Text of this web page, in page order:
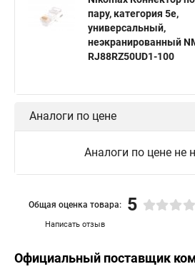
пару, категория 5е,
универсальный,
неэкранированный
RJ88RZ50UD1-100
Аналоги по цене
Аналоги по цене не
Написать отзыв
Общая оценка товара: 5
Официальный поставщик